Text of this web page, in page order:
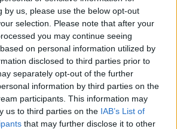
by us, please use the below opt-out
selection. Please note that after your
you may continue seeing
on personal information utilized by
disclosed to third parties prior to
separately opt-out of the further
information by third parties on the
participants. This information may
us to third parties on the IAB’s List of
that may further disclose it to other
ANTERIOR
ARTÍCULO SIGUIENTE